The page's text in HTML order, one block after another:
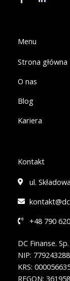
e
k
-
n
Menu
Strona główna
O nas
Blog
Kariera
Kontakt
ul.
+48 790
DC Finanse.
NIP:
KRS:
REGON: